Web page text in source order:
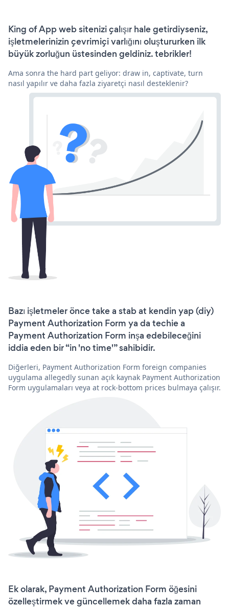
King of App web sitenizi çalışır hale getirdiyseniz,
işletmelerinizin çevrimiçi varlığını oluştururken ilk
büyük zorluğun üstesinden geldiniz. tebrikler!
Ama sonra the hard part geliyor: draw in, captivate, turn
nasıl yapılır ve daha fazla ziyaretçi nasıl desteklenir?
Bazı işletmeler önce take a stab at kendin yap (diy)
Payment Authorization Form ya da techie a
Payment Authorization Form inşa edebileceğini
iddia eden bir “in 'no time'” sahibidir.
Diğerleri, Payment Authorization Form foreign companies
uygulama allegedly sunan açık kaynak Payment Authorization
Form uygulamaları veya at rock-bottom prices bulmaya çalışır.
Ek olarak, Payment Authorization Form öğesini
özelleştirmek ve güncellemek daha fazla zaman